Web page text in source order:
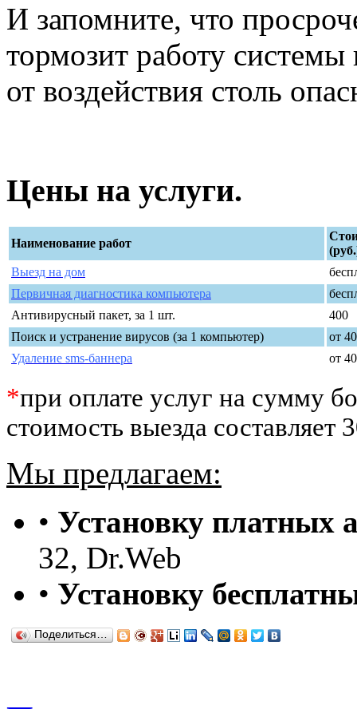
И запомните, что
тормозит работу
от воздействия столь
Цены на услуги.
Наименование работ
Выезд на дом
Первичная диагностика компьютера
Антивирусный пакет, за 1 шт.
400
Поиск и устранение вирусов (за 1 компьютер)
от
Удаление sms-баннера
от
*при оплате услуг на сумму
стоимость выезда составляет
Мы предлагаем:
• Установку платных
32, Dr.Web
• Установку
Поделиться…